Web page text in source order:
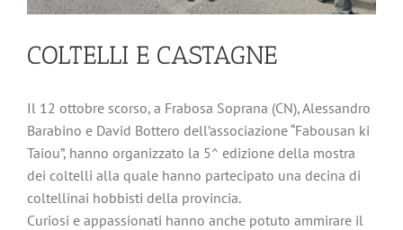
COLTELLI E CASTAGNE
Il 12 ottobre scorso, a Frabosa Soprana (CN), Alessandro
Barabino e David Bottero dell’associazione “Fabousan ki
Taiou”, hanno organizzato la 5^ edizione della mostra
dei coltelli alla quale hanno partecipato una decina di
coltellinai hobbisti della provincia.
Curiosi e appassionati hanno anche potuto ammirare il